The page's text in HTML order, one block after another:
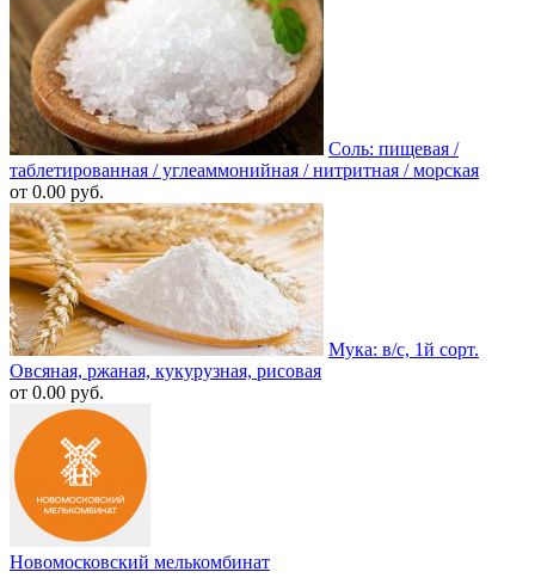
Соль: пищевая /
таблетированная / углеаммонийная / нитритная / морская
от 0.00 руб.
Мука: в/c, 1й сорт.
Овсяная, ржаная, кукурузная, рисовая
от 0.00 руб.
Новомосковский мелькомбинат